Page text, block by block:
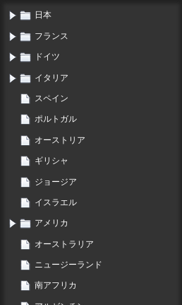
日本
フランス
ドイツ
イタリア
スペイン
ポルトガル
オーストリア
ギリシャ
ジョージア
イスラエル
アメリカ
オーストラリア
ニュージーランド
南アフリカ